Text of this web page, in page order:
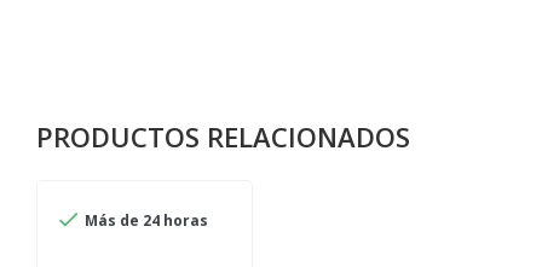
M4 CS (S55 B30 A) (338kW/460CV) 09/16-
M4 GTS (S55 B30 A) (368kW/500CV) 03/16-
4 Descapotable (F33, F83)
PRODUCTOS RELACIONADOS
 Más de 24 horas